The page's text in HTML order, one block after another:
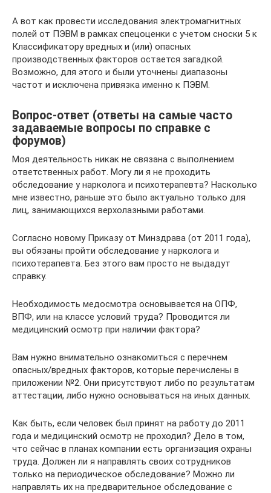
А вот как провести исследования электромагнитных
полей от ПЭВМ в рамках спецоценки с учетом сноски 5 к
Классификатору вредных и (или) опасных
производственных факторов остается загадкой.
Возможно, для этого и были уточнены диапазоны
частот и исключена привязка именно к ПЭВМ.
Вопрос-ответ (ответы на самые часто
задаваемые вопросы по справке с
форумов)
Моя деятельность никак не связана с выполнением
ответственных работ. Могу ли я не проходить
обследование у нарколога и психотерапевта? Насколько
мне известно, раньше это было актуально только для
лиц, занимающихся верхолазными работами.
Согласно новому Приказу от Минздрава (от 2011 года),
вы обязаны пройти обследование у нарколога и
психотерапевта. Без этого вам просто не выдадут
справку.
Необходимость медосмотра основывается на ОПФ,
ВПФ, или на классе условий труда? Проводится ли
медицинский осмотр при наличии фактора?
Вам нужно внимательно ознакомиться с перечнем
опасных/вредных факторов, которые перечислены в
приложении №2. Они присутствуют либо по результатам
аттестации, либо нужно основываться на иных данных.
Как быть, если человек был принят на работу до 2011
года и медицинский осмотр не проходил? Дело в том,
что сейчас в планах компании есть организация охраны
труда. Должен ли я направлять своих сотрудников
только на периодическое обследование? Можно ли
направлять их на предварительное обследование с